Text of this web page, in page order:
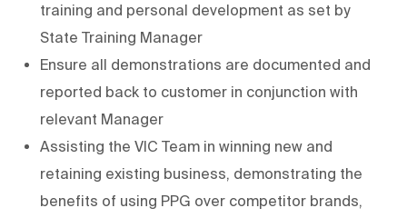
training and personal development as set by
State Training Manager
Ensure all demonstrations are documented and
reported back to customer in conjunction with
relevant Manager
Assisting the VIC Team in winning new and
retaining existing business, demonstrating the
benefits of using PPG over competitor brands,